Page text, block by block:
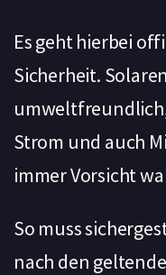
Es geht hierbei
Sicherheit.
Strom und auch
immer Vorsicht
So muss
nach den